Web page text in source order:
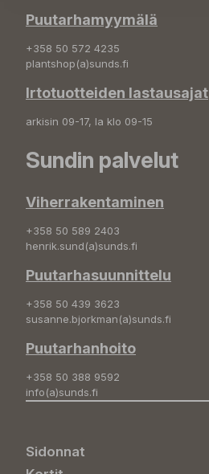
Puutarhamyymälä
+358 50 572 4235
plantshop(a)sunds.fi
Irtotuotteiden lastausajat
arkisin 09-17, la klo 09-15
Sundin palvelut
Viherrakentaminen
+358 50 589 2403
henrik.sund(a)sunds.fi
Puutarhasuunnittelu
+358 50 439 3623
susanne.bjorkman(a)sunds.fi
Puutarhanhoito
+358 50 388 9592
info(a)sunds.fi
Sidonnat